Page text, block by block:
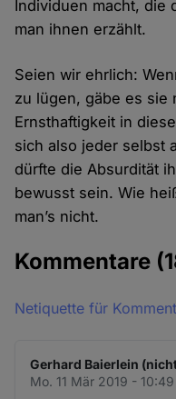
Individuen macht, die
man ihnen erzählt.
Seien wir ehrlich:
zu lügen, gäbe es sie
Ernsthaftigkeit in
sich also jeder selbst
dürfte die Absurdität
bewusst sein. Wie
man’s nicht.
Kommentare
Netiquette für
Gerhard Baierlein
Mo. 11 Mär 2019 - 10:49